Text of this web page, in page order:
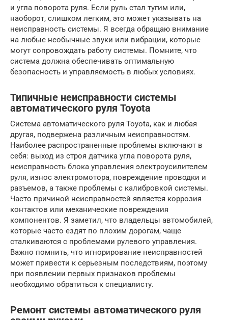
и угла поворота руля. Если руль стал тугим или,
наоборот, слишком легким, это может указывать на
неисправность системы. Я всегда обращаю внимание
на любые необычные звуки или вибрации, которые
могут сопровождать работу системы. Помните, что
система должна обеспечивать оптимальную
безопасность и управляемость в любых условиях.
Типичные неисправности системы
автоматического руля Toyota
Система автоматического руля Toyota, как и любая
другая, подвержена различным неисправностям.
Наиболее распространенные проблемы включают в
себя: выход из строя датчика угла поворота руля,
неисправность блока управления электроусилителем
руля, износ электромотора, повреждение проводки и
разъемов, а также проблемы с калибровкой системы.
Часто причиной неисправностей является коррозия
контактов или механические повреждения
компонентов. Я заметил, что владельцы автомобилей,
которые часто ездят по плохим дорогам, чаще
сталкиваются с проблемами рулевого управления.
Важно помнить, что игнорирование неисправностей
может привести к серьезным последствиям, поэтому
при появлении первых признаков проблемы
необходимо обратиться к специалисту.
Ремонт системы автоматического руля